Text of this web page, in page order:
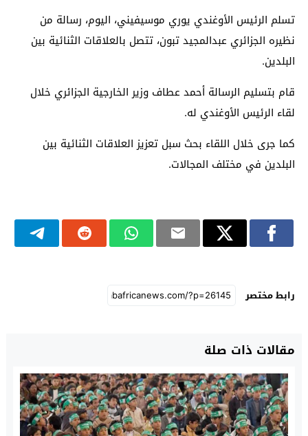
تسلم الرئيس الأوغندي يوري موسيفيني، اليوم، رسالة من
نظيره الجزائري عبدالمجيد تبون، تتصل بالعلاقات الثنائية بين
البلدين.
قام بتسليم الرسالة أحمد عطاف وزير الخارجية الجزائري خلال
لقاء الرئيس الأوغندي له.
كما جرى خلال اللقاء بحث سبل تعزيز العلاقات الثنائية بين
البلدين في مختلف المجالات.
رابط مختصر
مقالات ذات صلة